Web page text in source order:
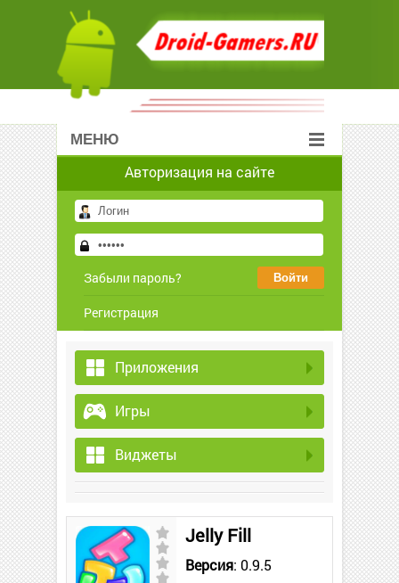
МЕНЮ
Авторизация на сайте
Забыли пароль?
Регистрация
Приложения
Игры
Виджеты
Jelly Fill
Версия: 0.9.5